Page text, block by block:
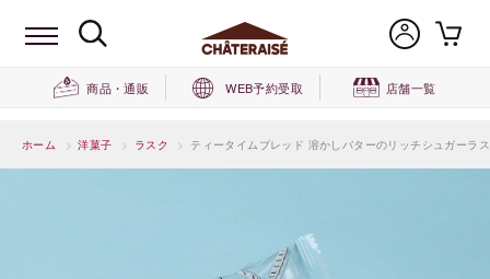
商品・通販 WEB予約受取 店舗一覧
ホーム > 洋菓子 > ラスク > ティータイムブレッド 溶かしバターのリッチシュガーラ